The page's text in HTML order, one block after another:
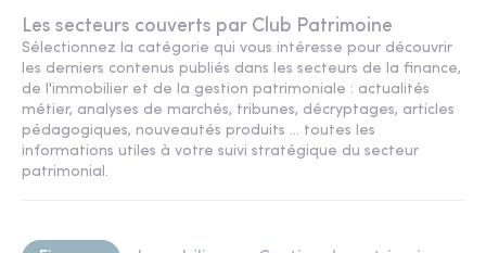
Les secteurs couverts par Club Patrimoine
Sélectionnez la catégorie qui vous intéresse pour découvrir
les derniers contenus publiés dans les secteurs de la finance,
de l'immobilier et de la gestion patrimoniale : actualités
métier, analyses de marchés, tribunes, décryptages, articles
pédagogiques, nouveautés produits ... toutes les
informations utiles à votre suivi stratégique du secteur
patrimonial.